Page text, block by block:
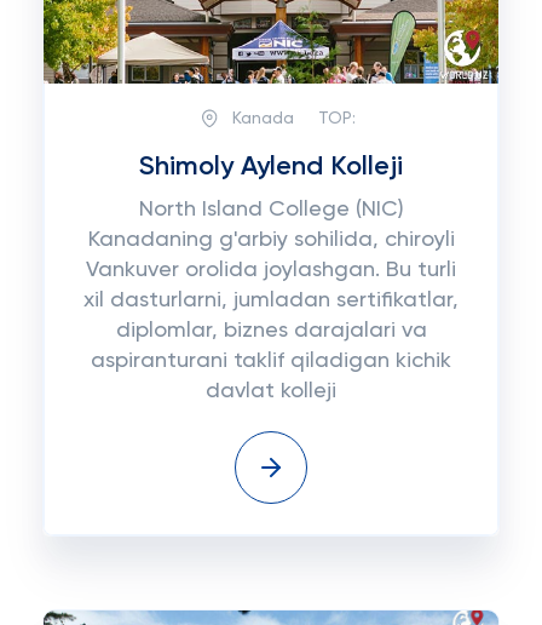
Kanada TOP:
Shimoly Aylend Kolleji
North Island College (NIC)
Kanadaning g'arbiy sohilida, chiroyli
Vankuver orolida joylashgan. Bu turli
xil dasturlarni, jumladan sertifikatlar,
diplomlar, biznes darajalari va
aspiranturani taklif qiladigan kichik
davlat kolleji